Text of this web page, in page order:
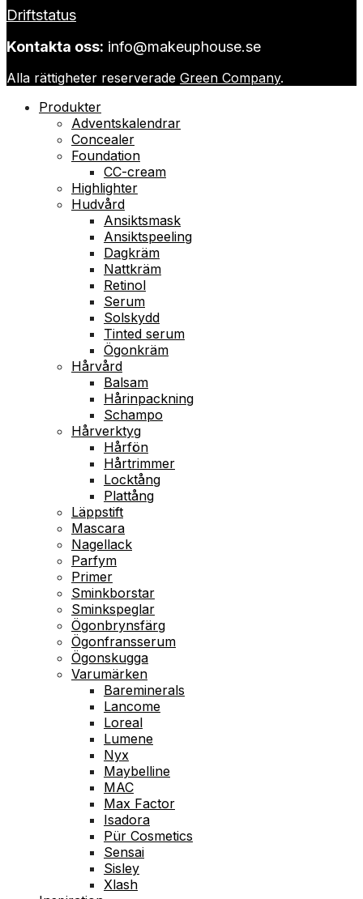
Driftstatus
Kontakta oss: info@makeuphouse.se
Alla rättigheter reserverade Green Company.
Produkter
Adventskalendrar
Concealer
Foundation
CC-cream
Highlighter
Hudvård
Ansiktsmask
Ansiktspeeling
Dagkräm
Nattkräm
Retinol
Serum
Solskydd
Tinted serum
Ögonkräm
Hårvård
Balsam
Hårinpackning
Schampo
Hårverktyg
Hårfön
Hårtrimmer
Locktång
Plattång
Läppstift
Mascara
Nagellack
Parfym
Primer
Sminkborstar
Sminkspeglar
Ögonbrynsfärg
Ögonfransserum
Ögonskugga
Varumärken
Bareminerals
Lancome
Loreal
Lumene
Nyx
Maybelline
MAC
Max Factor
Isadora
Pür Cosmetics
Sensai
Sisley
Xlash